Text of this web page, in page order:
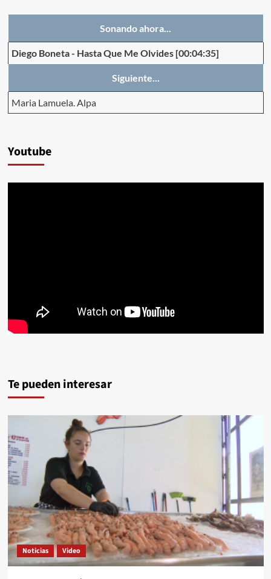
Sonando ahora...
Diego Boneta- Hasta Que Me Olvides [00:04:35]
Siguiente...
Maria Lamuela. Alpa
Youtube
Te pueden interesar
Noticias Video